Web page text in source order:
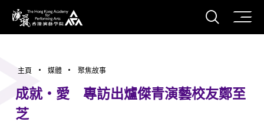
香港演藝學院
打開
主頁 媒體 聚焦故事
成就‧愛 專訪出爐傑青演藝校友鄭至
芝